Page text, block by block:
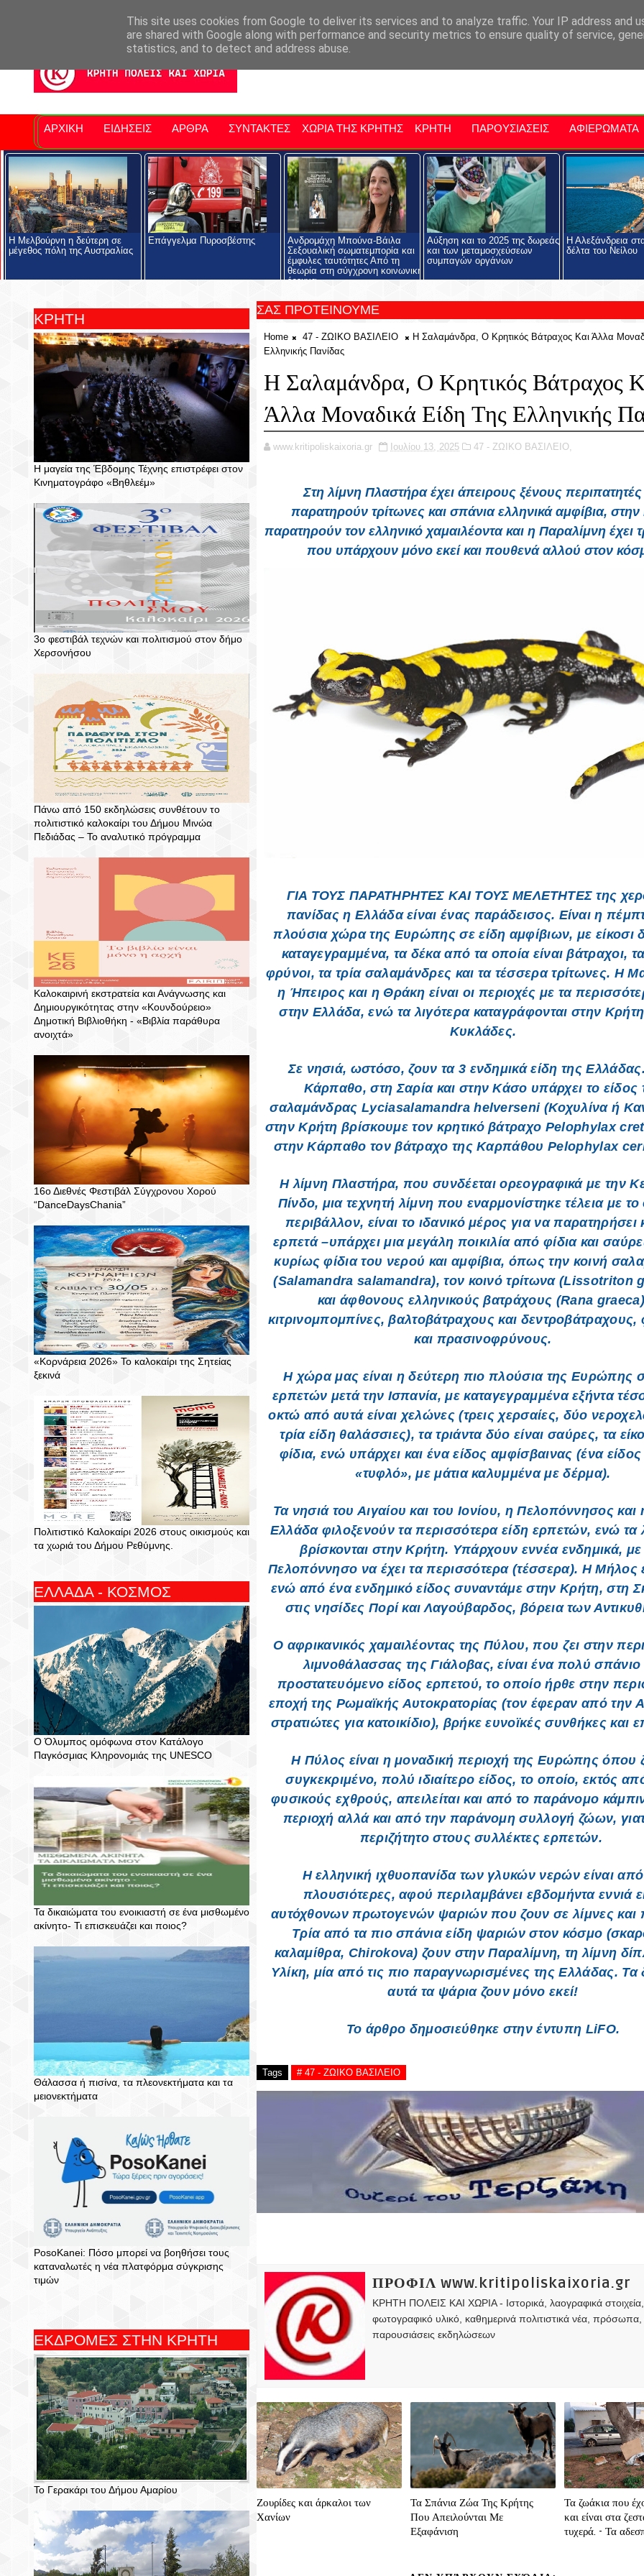
Νομός Λασιθίου Αγαπάμε Ρέθυμνο Επαρχία Μαλεβιζίου Εκδηλώσεις Στην Κρήτη Kriti Traveller
ΑΡΧΙΚΗ ΕΙΔΗΣΕΙΣ ΑΡΘΡΑ ΣΥΝΤΑΚΤΕΣ ΧΩΡΙΑ ΤΗΣ ΚΡΗΤΗΣ ΚΡΗΤΗ ΠΑΡΟΥΣΙΑΣΕΙΣ ΑΦΙΕΡΩΜΑΤΑ
Η Μελβούρνη η δεύτερη σε
μέγεθος πόλη της Αυστραλίας
Επάγγελμα Πυροσβέστης
Ανδρομάχη Μπούνα-Βάιλα
Σεξουαλική σωματεμπορία και
έμφυλες ταυτότητες Από τη
θεωρία στη σύγχρονη κοινωνική
έρευνα
Αύξηση και το 2025 της δωρεάς
και των μεταμοσχεύσεων
συμπαγών οργάνων
Η Αλεξάνδρεια
δέλτα του Νείλου
ΚΡΗΤΗ
Η μαγεία της Έβδομης Τέχνης επιστρέφει στον
Κινηματογράφο «Βηθλεέμ»
3ο φεστιβάλ τεχνών και πολιτισμού στον δήμο
Χερσονήσου
Πάνω από 150 εκδηλώσεις συνθέτουν το
πολιτιστικό καλοκαίρι του Δήμου Μινώα
Πεδιάδας – To αναλυτικό πρόγραμμα
Καλοκαιρινή εκστρατεία και Ανάγνωσης και
Δημιουργικότητας στην «Κουνδούρειο»
Δημοτική Βιβλιοθήκη - «Βιβλία παράθυρα
ανοιχτά»
16ο Διεθνές Φεστιβάλ Σύγχρονου Χορού
“DanceDaysChania”
«Κορνάρεια 2026» Το καλοκαίρι της Σητείας
ξεκινά
Πολιτιστικό Καλοκαίρι 2026 στους οικισμούς και
τα χωριά του Δήμου Ρεθύμνης.
ΕΛΛΑΔΑ - ΚΟΣΜΟΣ
Ο Όλυμπος ομόφωνα στον Κατάλογο
Παγκόσμιας Κληρονομιάς της UNESCO
Τα δικαιώματα του ενοικιαστή σε ένα μισθωμένο
ακίνητο- Τι επισκευάζει και ποιος?
Θάλασσα ή πισίνα, τα πλεονεκτήματα και τα
μειονεκτήματα
PosoKanei: Πόσο μπορεί να βοηθήσει τους
καταναλωτές η νέα πλατφόρμα σύγκρισης
τιμών
ΕΚΔΡΟΜΕΣ ΣΤΗΝ ΚΡΗΤΗ
Το Γερακάρι του Δήμου Αμαρίου
ΣΑΣ ΠΡΟΤΕΙΝΟΥΜΕ
Home 47 - ΖΩΙΚΟ ΒΑΣΙΛΕΙΟ
Η Σαλαμάνδρα, Ο Κρητικός Βάτραχος Και Άλλα
Ελληνικής Πανίδας
Η Σαλαμάνδρα, Ο Κρητικός Βάτραχος
Άλλα Μοναδικά Είδη Της Ελληνικής
www.kritipoliskaixoria.gr Ιουλίου 13, 2025 47 - ΖΩΙΚΟ ΒΑΣΙΛΕΙΟ,
Στη λίμνη Πλαστήρα έχει άπειρους ξένους
παρατηρούν τρίτωνες και σπάνια ελληνικά αμφίβια,
παρατηρούν τον ελληνικό χαμαιλέοντα και η Παραλίμνη έχει
που υπάρχουν μόνο εκεί και πουθενά αλλού στον
ΓΙΑ ΤΟΥΣ ΠΑΡΑΤΗΡΗΤΕΣ ΚΑΙ ΤΟΥΣ ΜΕΛΕΤΗΤΕΣτης
πανίδας η Ελλάδα είναι ένας παράδεισος. Είναι η
πλούσια χώρα της Ευρώπης σε είδη αμφίβιων, με είκοσι
καταγεγραμμένα, τα δέκα από τα οποία είναι βάτραχοι,
φρύνοι, τα τρία σαλαμάνδρες και τα τέσσερα τρίτωνες. Η
η Ήπειρος και η Θράκη είναι οι περιοχές με τα
στην Ελλάδα, ενώ τα λιγότερα καταγράφονται στην Κρήτη
Κυκλάδες.
Σε νησιά, ωστόσο, ζουν τα 3 ενδημικά είδη της
Κάρπαθο, στη Σαρία και στην Κάσο υπάρχει το είδος
σαλαμάνδρας Lyciasalamandra helverseni (Κοχυλίνα ή
στην Κρήτη βρίσκουμε τον κρητικό βάτραχο Pelophylax
στην Κάρπαθο τον βάτραχο της Καρπάθου Pelophylax
Η λίμνη Πλαστήρα, που συνδέεται ορεογραφικά με την
Πίνδο, μια τεχνητή λίμνη που εναρμονίστηκε τέλεια με
περιβάλλον, είναι το ιδανικό μέρος για να παρατηρήσει
ερπετά –υπάρχει μια μεγάλη ποικιλία από φίδια και
κυρίως φίδια του νερού και αμφίβια, όπως την κοινή
(Salamandra salamandra), τον κοινό τρίτωνα (Lissotriton
και άφθονους ελληνικούς βατράχους (Rana
κιτρινομπομπίνες, βαλτοβάτραχους και
και πρασινοφρύνους.
Η χώρα μας είναι η δεύτερη πιο πλούσια της Ευρώπης
ερπετών μετά την Ισπανία, με καταγεγραμμένα εξήντα
οκτώ από αυτά είναι χελώνες (τρεις χερσαίες, δύο
τρία είδη θαλάσσιες), τα τριάντα δύο είναι σαύρες, τα
φίδια, ενώ υπάρχει και ένα είδος αμφίσβαινας (ένα είδος
«τυφλό», με μάτια καλυμμένα με δέρμα).
Τα νησιά του Αιγαίου και του Ιονίου, η Πελοπόννησος και
Ελλάδα φιλοξενούν τα περισσότερα είδη ερπετών, ενώ τα
βρίσκονται στην Κρήτη. Υπάρχουν εννέα ενδημικά, με
Πελοπόννησο να έχει τα περισσότερα (τέσσερα). Η Μήλος
ενώ από ένα ενδημικό είδος συναντάμε στην Κρήτη, στη
στις νησίδες Πορί και Λαγούβαρδος, βόρεια των
Ο αφρικανικός χαμαιλέοντας της Πύλου, που ζει στην
λιμνοθάλασσας της Γιάλοβας, είναι ένα πολύ σπάνιο
προστατευόμενο είδος ερπετού, το οποίο ήρθε στην
εποχή της Ρωμαϊκής Αυτοκρατορίας (τον έφεραν από την
στρατιώτες για κατοικίδιο), βρήκε ευνοϊκές συνθήκες και
Η Πύλος είναι η μοναδική περιοχή της Ευρώπης όπου
συγκεκριμένο, πολύ ιδιαίτερο είδος, το οποίο, εκτός
φυσικούς εχθρούς, απειλείται και από το παράνομο
περιοχή αλλά και από την παράνομη συλλογή ζώων,
περιζήτητο στους συλλέκτες ερπετών.
Η ελληνική ιχθυοπανίδα των γλυκών νερών είναι από
πλουσιότερες, αφού περιλαμβάνει εβδομήντα εννιά
αυτόχθονων πρωτογενών ψαριών που ζουν σε λίμνες και
Τρία από τα πιο σπάνια είδη ψαριών στον κόσμο
καλαμίθρα, Chirokova) ζουν στην Παραλίμνη, τη λίμνη
Υλίκη, μία από τις πιο παραγνωρισμένες της Ελλάδας.
αυτά τα ψάρια ζουν μόνο εκεί!
Το άρθρο δημοσιεύθηκε στην έντυπη LiFO.
Tags # 47 - ΖΩΙΚΟ ΒΑΣΙΛΕΙΟ
ΠΡΟΦΙΛ www.kritipoliskaixoria.gr
ΚΡΗΤΗ ΠΟΛΕΙΣ ΚΑΙ ΧΩΡΙΑ - Ιστορικά, λαογραφικά
φωτογραφικό υλικό, καθημερινά πολιτιστικά νέα, πρόσωπα,
παρουσιάσεις εκδηλώσεων
Ζουρίδες και άρκαλοι των
Χανίων
Τα Σπάνια Ζώα Της Κρήτης
Που Απειλούνται Με
Εξαφάνιση
Τα ζωάκια που
και είναι στα
τυχερά. - Τα
This site uses cookies from Google to deliver its services and to analyze traffic. Your IP address and
are shared with Google along with performance and security metrics to ensure quality of service,
statistics, and to detect and address abuse.